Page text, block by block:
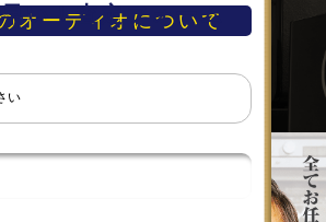
い！査定フォーム
オーディオについて